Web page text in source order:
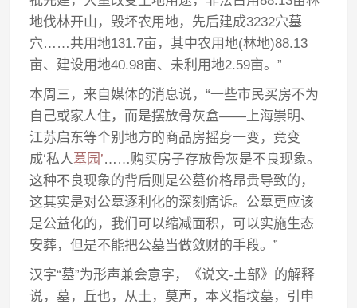
地伐林开山，毁坏农用地，先后建成3232穴墓
穴……共用地131.7亩，其中农用地(林地)88.13
亩、建设用地40.98亩、未利用地2.59亩。”
本周三，来自媒体的消息说，“一些市民买房不为
自己或家人住，而是摆放骨灰盒——上海崇明、
江苏启东等个别地方的商品房摇身一变，竟变
成‘私人墓园’……购买房子存放骨灰是不良现象。
这种不良现象的背后则是公墓价格昂贵导致的，
这其实是对公墓逐利化的深刻痛诉。公墓更应该
是公益化的，我们可以缩减面积，可以实施生态
安葬，但是不能把公墓当做敛财的手段。”
汉字“墓”为形声兼会意字，《说文-土部》的解释
说，墓，丘也，从土，莫声，本义指坟墓，引申